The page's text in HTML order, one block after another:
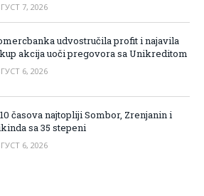
7, 2026
udvostručila profit i najavila
akcija uoči pregovora sa Unikreditom
6, 2026
časova najtopliji Sombor, Zrenjanin i
sa 35 stepeni
6, 2026